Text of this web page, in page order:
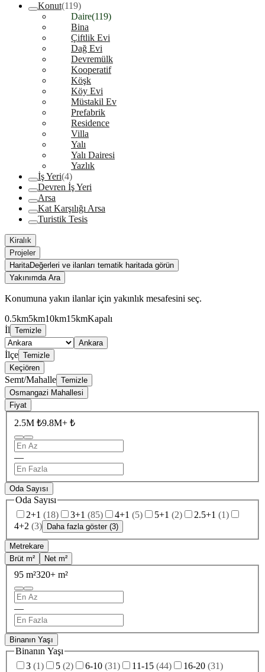
Konut(119)
Daire(119)
Bina
Çiftlik Evi
Dağ Evi
Devremülk
Kooperatif
Köşk
Köy Evi
Müstakil Ev
Prefabrik
Residence
Villa
Yalı
Yalı Dairesi
Yazlık
İş Yeri(4)
Devren İş Yeri
Arsa
Kat Karşılığı Arsa
Turistik Tesis
Kiralık
Projeler
HaritaDeğerleri ve ilanları tematik haritada görün
Yakınımda Ara
Konumuna yakın ilanlar için yakınlık mesafesini seç.
0.5km5km10km15kmKapalı
İl Temizle
Ankara
İlçe Temizle
Keçiören
Semt/Mahalle Temizle
Osmangazi Mahallesi
Fiyat
2.5M ₺9.8M+ ₺
—
Oda Sayısı
Oda Sayısı
2+1 (18) 3+1 (85) 4+1 (5) 5+1 (2) 2.5+1 (1)
4+2 (3) Daha fazla göster (3)
Metrekare
Brüt m²
Net m²
95 m²320+ m²
—
Binanın Yaşı
Binanın Yaşı
3 (1) 5 (2) 6-10 (31) 11-15 (44) 16-20 (31)